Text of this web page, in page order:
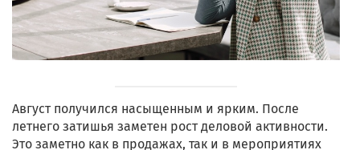
Август получился насыщенным и ярким. После
летнего затишья заметен рост деловой активности.
Это заметно как в продажах, так и в мероприятиях